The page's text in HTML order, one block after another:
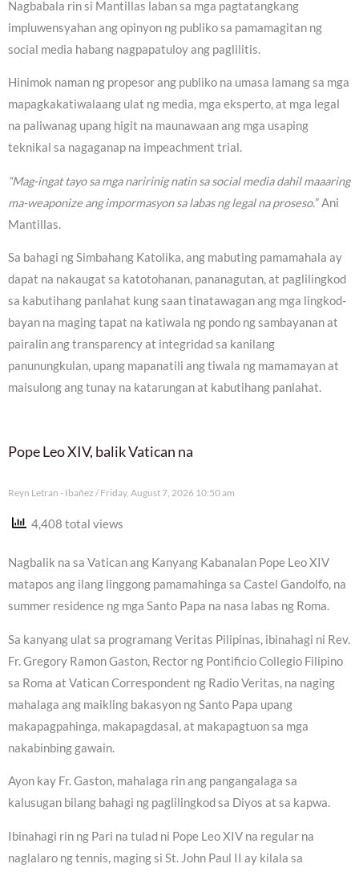
Nagbabala rin si Mantillas laban sa mga pagtatangkang
impluwensyahan ang opinyon ng publiko sa pamamagitan ng
social media habang nagpapatuloy ang paglilitis.
Hinimok naman ng propesor ang publiko na umasa lamang sa mga
mapagkakatiwalaang ulat ng media, mga eksperto, at mga legal
na paliwanag upang higit na maunawaan ang mga usaping
teknikal sa nagaganap na impeachment trial.
“Mag-ingat tayo sa mga naririnig natin sa social media dahil maaaring
ma-weaponize ang impormasyon sa labas ng legal na proseso.” Ani
Mantillas.
Sa bahagi ng Simbahang Katolika, ang mabuting pamamahala ay
dapat na nakaugat sa katotohanan, pananagutan, at paglilingkod
sa kabutihang panlahat kung saan tinatawagan ang mga lingkod-
bayan na maging tapat na katiwala ng pondo ng sambayanan at
pairalin ang transparency at integridad sa kanilang
panunungkulan, upang mapanatili ang tiwala ng mamamayan at
maisulong ang tunay na katarungan at kabutihang panlahat.
Pope Leo XIV, balik Vatican na
Reyn Letran - Ibañez Friday, August 7, 2026 10:50 am
4,408 total views
Nagbalik na sa Vatican ang Kanyang Kabanalan Pope Leo XIV
matapos ang ilang linggong pamamahinga sa Castel Gandolfo, na
summer residence ng mga Santo Papa na nasa labas ng Roma.
Sa kanyang ulat sa programang Veritas Pilipinas, ibinahagi ni Rev.
Fr. Gregory Ramon Gaston, Rector ng Pontificio Collegio Filipino
sa Roma at Vatican Correspondent ng Radio Veritas, na naging
mahalaga ang maikling bakasyon ng Santo Papa upang
makapagpahinga, makapagdasal, at makapagtuon sa mga
nakabinbing gawain.
Ayon kay Fr. Gaston, mahalaga rin ang pangangalaga sa
kalusugan bilang bahagi ng paglilingkod sa Diyos at sa kapwa.
Ibinahagi rin ng Pari na tulad ni Pope Leo XIV na regular na
naglalaro ng tennis, maging si St. John Paul II ay kilala sa